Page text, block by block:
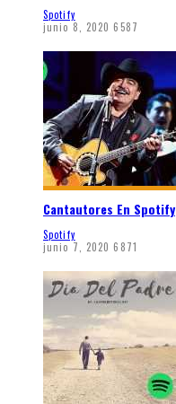
Spotify
junio 8, 2020 6587
Cantautores En Spotify
Spotify
junio 7, 2020 6871